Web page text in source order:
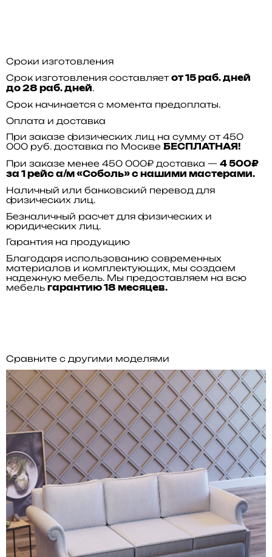
Сроки изготовления
Срок изготовления составляет от 15 раб. дней
до 28 раб. дней.
Срок начинается с момента предоплаты.
Оплата и доставка
При заказе физических лиц на сумму от 450
000 руб. доставка по Москве БЕСПЛАТНАЯ!
При заказе менее 450 000₽ доставка — 4 500₽
за 1 рейс а/м «Соболь» с нашими мастерами.
Наличный или банковский перевод для
физических лиц.
Безналичный расчет для физических и
юридических лиц.
Гарантия на продукцию
Благодаря использованию современных
материалов и комплектующих, мы создаем
надежную мебель. Мы предоставляем на всю
мебель гарантию 18 месяцев.
Сравните с другими моделями